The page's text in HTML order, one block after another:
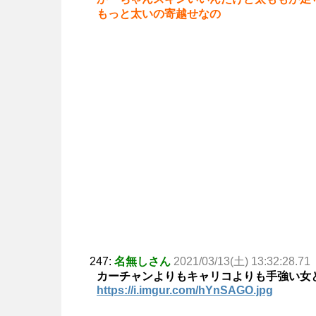
もっと太いの寄越せなの
247: 名無しさん 2021/03/13(土) 13:32:28.71
カーチャンよりもキャリコよりも手強い
https://i.imgur.com/hYnSAGO.jpg